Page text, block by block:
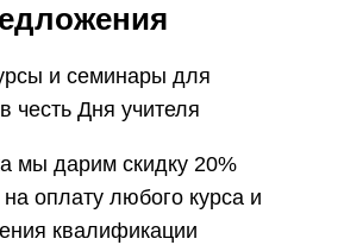
и семинары для
честь Дня учителя
мы дарим скидку 20%
оплату любого курса и
квалификации